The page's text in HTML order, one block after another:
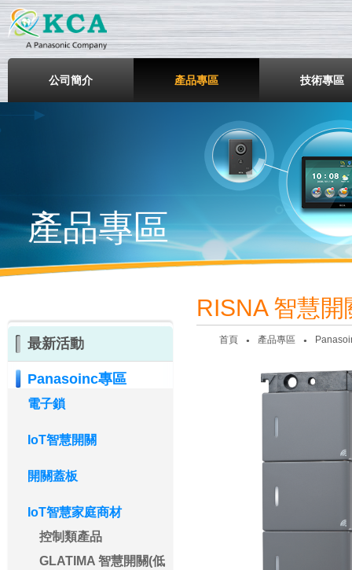
鎧鋒企業股份有限公司
公司簡介 產品專區 技術專區
產品專區
最新活動
Panasoinc專區
電子鎖
IoT智慧開關
開關蓋板
IoT智慧家庭商材
控制類產品
GLATIMA 智慧開關(低
RISNA 智慧
首頁 ● 產品專區 ●